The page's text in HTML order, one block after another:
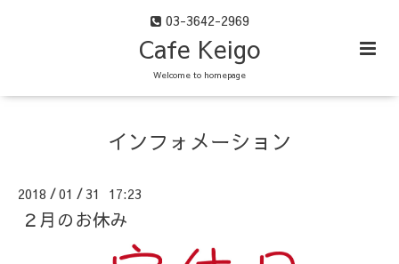
03-3642-2969
Cafe Keigo
Welcome to homepage
インフォメーション
2018 /01 /31 17:23
２月のお休み